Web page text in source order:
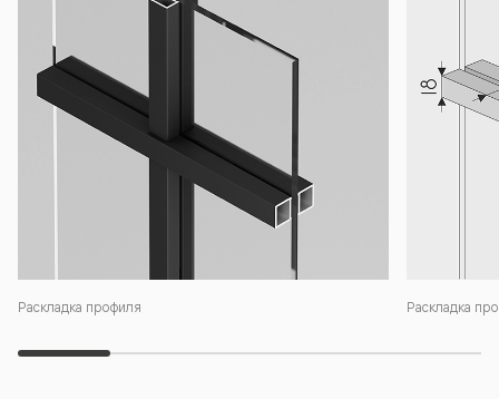
Раскладка профиля Раскладка